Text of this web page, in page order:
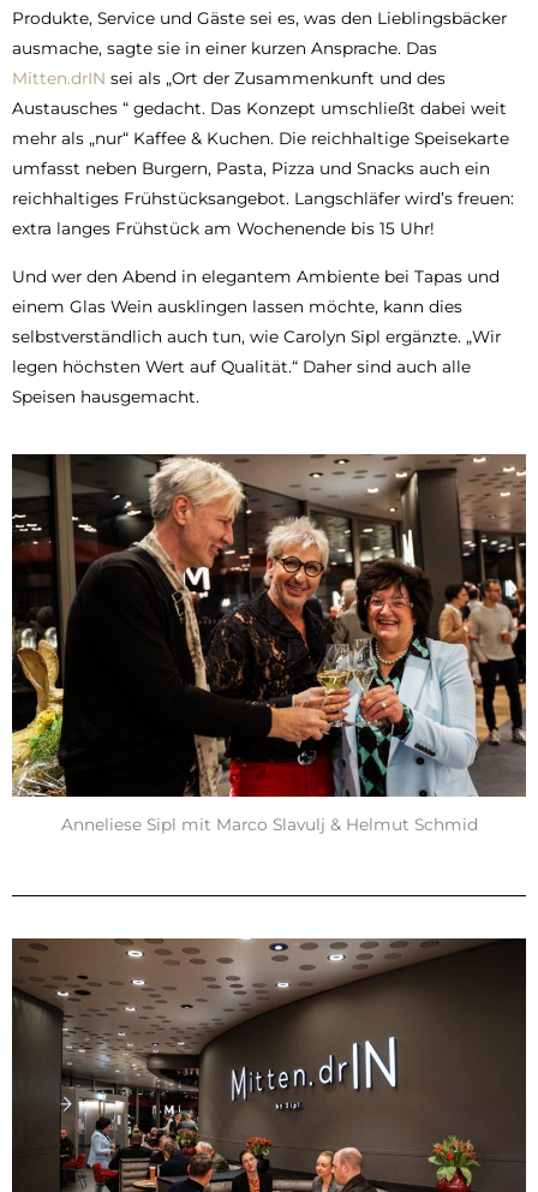
Produkte, Service und Gäste sei es, was den Lieblingsbäcker
ausmache, sagte sie in einer kurzen Ansprache. Das
Mitten.drIN sei als „Ort der Zusammenkunft und des
Austausches “ gedacht. Das Konzept umschließt dabei weit
mehr als „nur“ Kaffee & Kuchen. Die reichhaltige Speisekarte
umfasst neben Burgern, Pasta, Pizza und Snacks auch ein
reichhaltiges Frühstücksangebot. Langschläfer wird’s freuen:
extra langes Frühstück am Wochenende bis 15 Uhr!
Und wer den Abend in elegantem Ambiente bei Tapas und
einem Glas Wein ausklingen lassen möchte, kann dies
selbstverständlich auch tun, wie Carolyn Sipl ergänzte. „Wir
legen höchsten Wert auf Qualität.“ Daher sind auch alle
Speisen hausgemacht.
Anneliese Sipl mit Marco Slavulj & Helmut Schmid